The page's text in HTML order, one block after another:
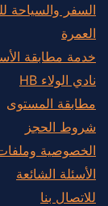
السفر والسياحة
العمرة
خدمة مطابقة
نادي الولاء HB
مطابقة المستوى
شروط الحجز
الخصوصية وملفات
الأسئلة الشائعة
للاتصال بنا